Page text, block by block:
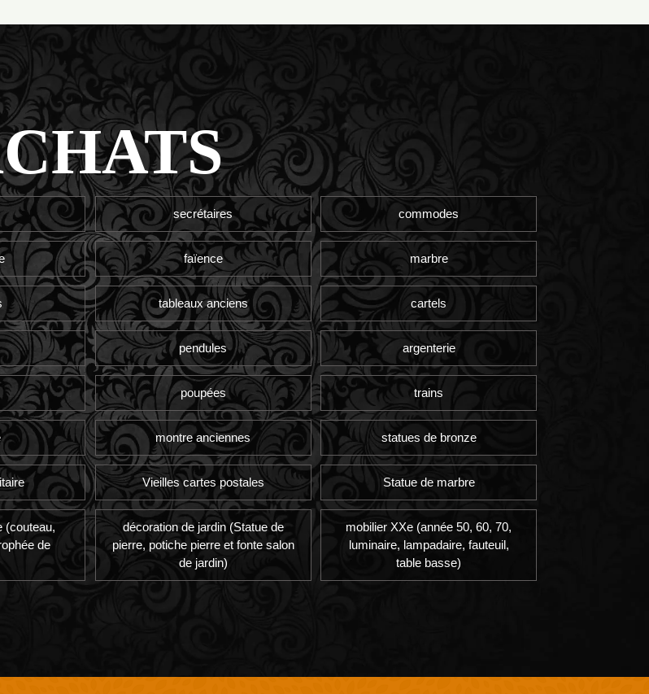
secrétaires commodes
faïence marbre
tableaux anciens cartels
pendules argenterie
poupées trains
montre anciennes statues de bronze
Vieilles cartes postales Statue de marbre
(couteau,
de
décoration de jardin (Statue de
pierre, potiche pierre et fonte salon
de jardin)
mobilier XXe (année 50, 60, 70,
luminaire, lampadaire, fauteuil,
table basse)